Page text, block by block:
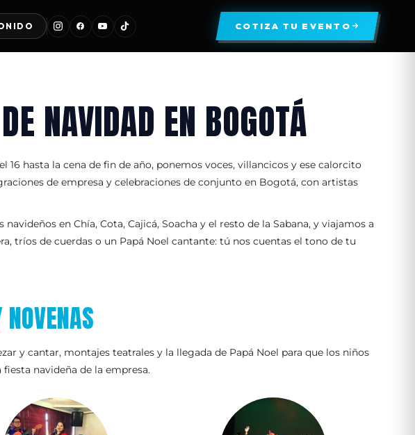
COTIZA TU EVENTO
NAVIDAD EN BOGOTÁ
hasta la cena de fin de año, ponemos voces, villancicos y ese calorcito
de empresa y celebraciones de conjunto en Bogotá, con artistas
en Chía, Cota, Cajicá, Soacha y el resto de la Sabana, y viajamos a
tríos de cuerdas o un Papá Noel cantante: tú nos cuentas el tono de tu
y cantar, montajes teatrales y la llegada de Papá Noel para que los niños
navideña de la empresa.